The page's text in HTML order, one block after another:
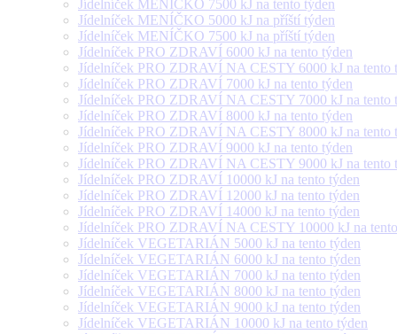
Jídelníček MENÍČKO 7500 kJ na tento týden
Jídelníček MENÍČKO 5000 kJ na příští týden
Jídelníček MENÍČKO 7500 kJ na příští týden
Jídelníček PRO ZDRAVÍ 6000 kJ na tento týden
Jídelníček PRO ZDRAVÍ NA CESTY 6000 kJ na tento
Jídelníček PRO ZDRAVÍ 7000 kJ na tento týden
Jídelníček PRO ZDRAVÍ NA CESTY 7000 kJ na tento
Jídelníček PRO ZDRAVÍ 8000 kJ na tento týden
Jídelníček PRO ZDRAVÍ NA CESTY 8000 kJ na tento
Jídelníček PRO ZDRAVÍ 9000 kJ na tento týden
Jídelníček PRO ZDRAVÍ NA CESTY 9000 kJ na tento
Jídelníček PRO ZDRAVÍ 10000 kJ na tento týden
Jídelníček PRO ZDRAVÍ 12000 kJ na tento týden
Jídelníček PRO ZDRAVÍ 14000 kJ na tento týden
Jídelníček PRO ZDRAVÍ NA CESTY 10000 kJ na
Jídelníček VEGETARIÁN 5000 kJ na tento týden
Jídelníček VEGETARIÁN 6000 kJ na tento týden
Jídelníček VEGETARIÁN 7000 kJ na tento týden
Jídelníček VEGETARIÁN 8000 kJ na tento týden
Jídelníček VEGETARIÁN 9000 kJ na tento týden
Jídelníček VEGETARIÁN 10000 kJ na tento týden